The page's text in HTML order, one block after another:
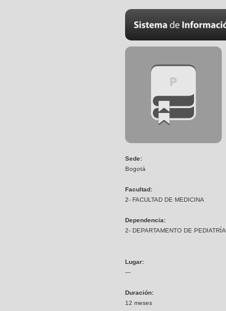
Sede:
Bogotá
Facultad:
2- FACULTAD DE MEDICINA
Dependencia:
2- DEPARTAMENTO DE PEDIATRÍA
Lugar:
---
Duración:
12 meses